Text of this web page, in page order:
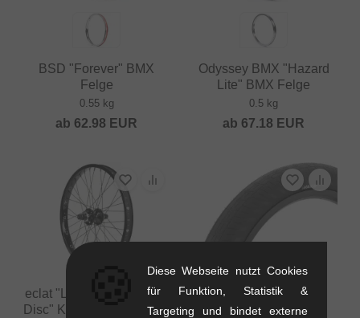
BSD "Forever" BMX
Felge
0.55 kg
ab 62.98 EUR
Odyssey BMX "Hazard
Lite" BMX Felge
0.5 kg
ab 67.18 EUR
eclat "Locator X Exile CS
Disc" Kassetten Hinterrad
Diese Webseite nutzt Cookies
für Funktion, Statistik &
Targeting und bindet externe